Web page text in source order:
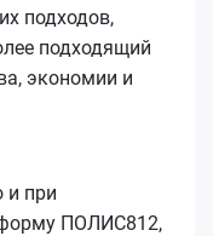
подходов,
подходящий
экономии и
и при
ПОЛИС812,